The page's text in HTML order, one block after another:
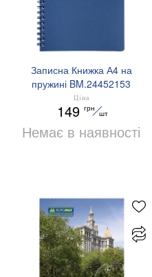
Записна Книжка А4 на
пружині BM.24452153
Ціна
149 грн
шт
Немає в наявності